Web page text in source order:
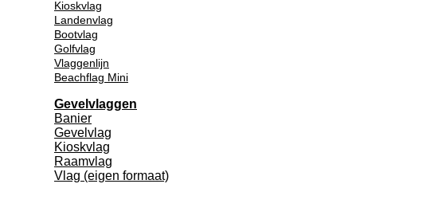
Kioskvlag
Landenvlag
Bootvlag
Golfvlag
Vlaggenlijn
Beachflag Mini
Gevelvlaggen
Banier
Gevelvlag
Kioskvlag
Raamvlag
Vlag (eigen formaat)